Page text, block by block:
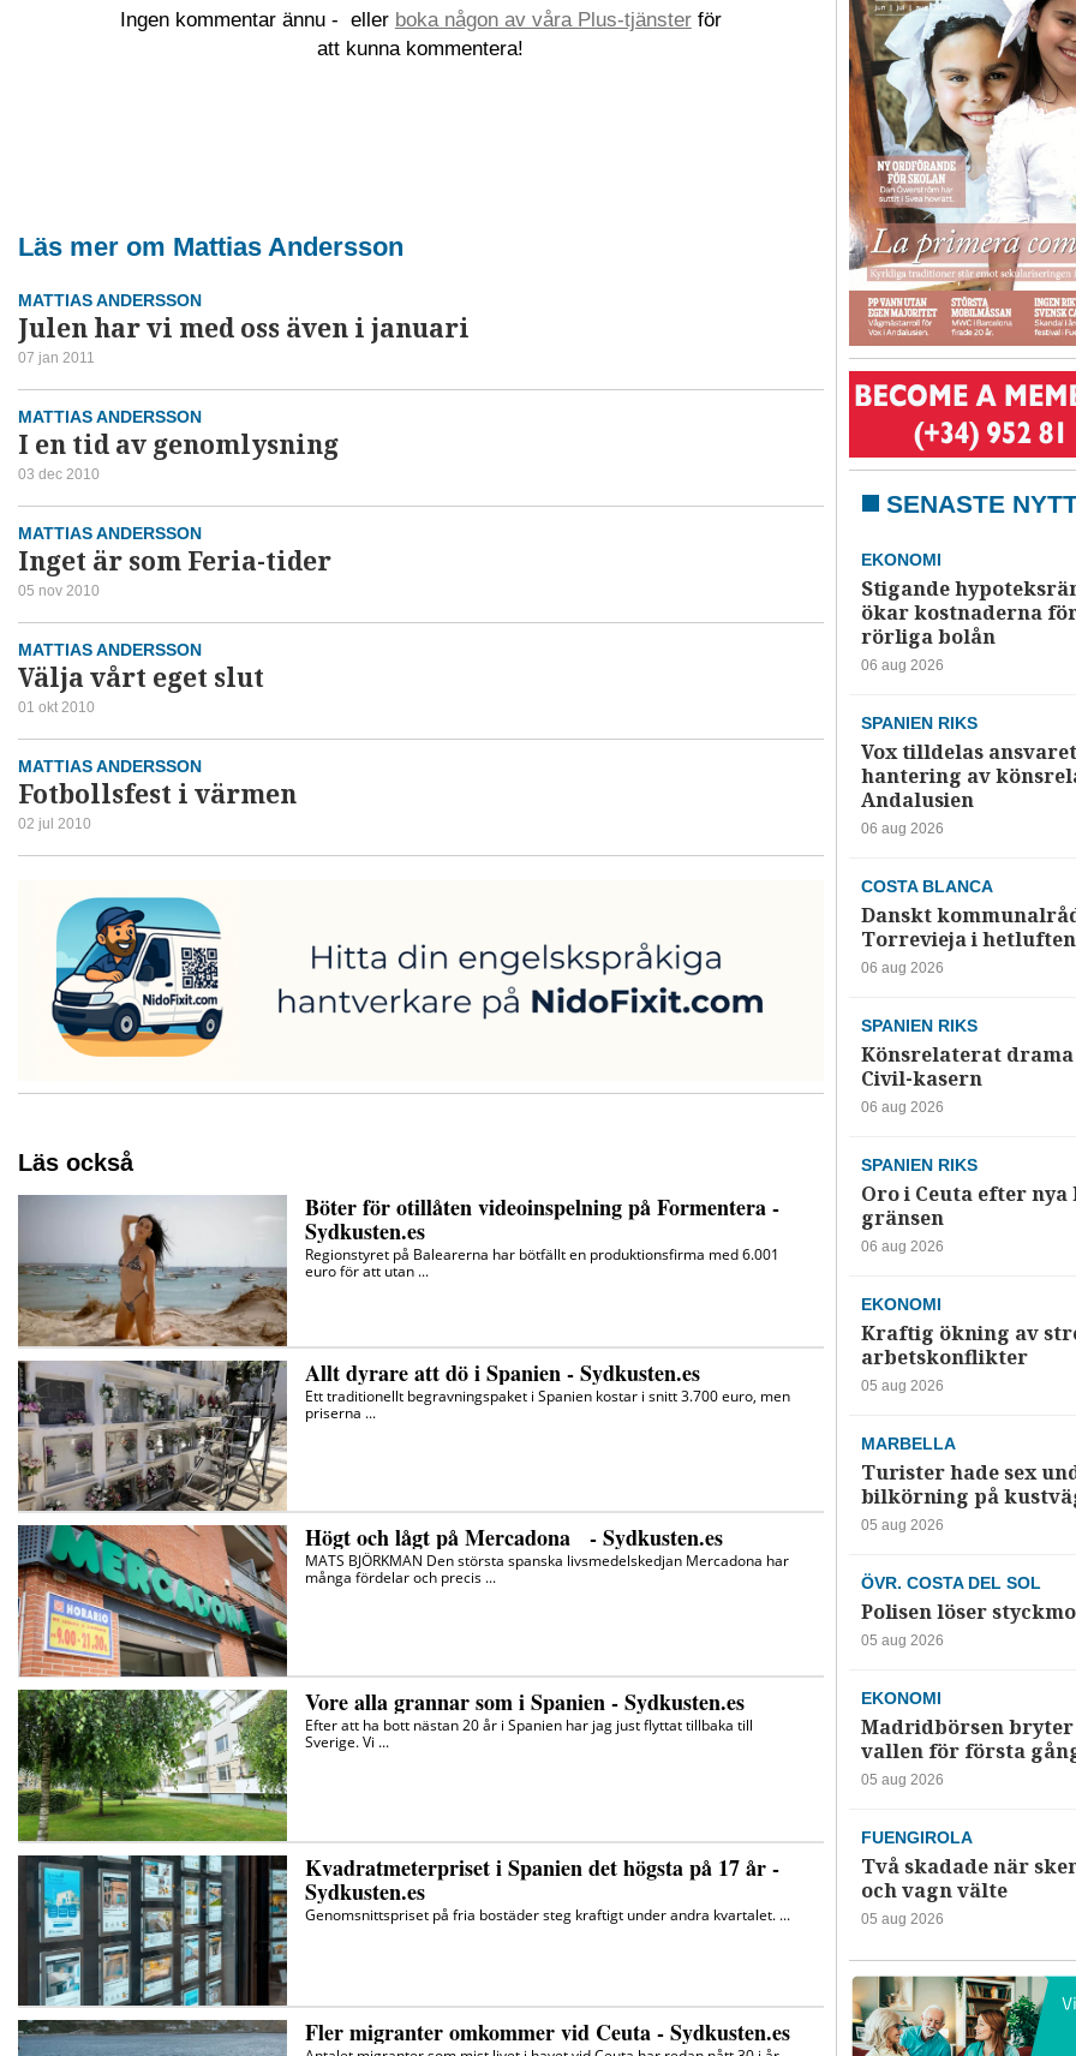
Ingen kommentar ännu - eller boka någon av våra Plus-tjänsterför
att kunna kommentera!
Läs mer om Mattias Andersson
MATTIAS ANDERSSON
Julen har vi med oss även i januari
07 jan 2011
MATTIAS ANDERSSON
I en tid av genomlysning
03 dec 2010
MATTIAS ANDERSSON
Inget är som Feria-tider
05 nov 2010
MATTIAS ANDERSSON
Välja vårt eget slut
01 okt 2010
MATTIAS ANDERSSON
Fotbollsfest i värmen
02 jul 2010
SENASTE
EKONOMI
Stigande
ökar kostnaderna
rörliga bolån
06 aug 2026
SPANIEN RIKS
Vox tilldelas
hantering av
Andalusien
06 aug 2026
COSTA BLANCA
Danskt
Torrevieja i hetluften
06 aug 2026
SPANIEN RIKS
Könsrelaterat
Civil-kasern
06 aug 2026
SPANIEN RIKS
Oro i Ceuta efter
gränsen
06 aug 2026
EKONOMI
Kraftig ökning av
arbetskonflikter
05 aug 2026
MARBELLA
Turister hade sex
bilkörning på
05 aug 2026
ÖVR. COSTA DEL SOL
Polisen löser
05 aug 2026
EKONOMI
Madridbörsen bryter
vallen för första
05 aug 2026
FUENGIROLA
Två skadade när
och vagn välte
05 aug 2026